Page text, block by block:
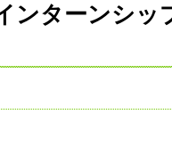
ンターンシ